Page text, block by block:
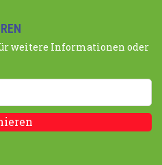
weitere Informationen oder